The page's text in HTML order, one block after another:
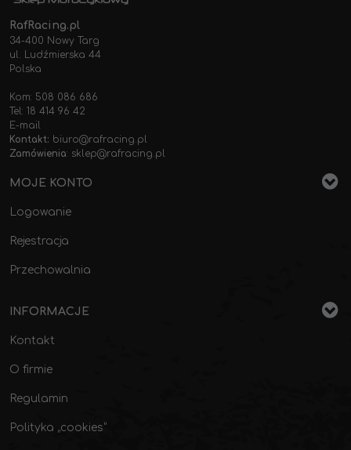
RafRacing.pl
34-400 Nowy Targ
ul. Ludźmierska 44
Polska
Kom: 508 086 686
Tel: 18 414 96 42
E-mail
Kontakt: biuro@rafracing.pl
Zamówienia: sklep@rafracing.pl
MOJE KONTO
Logowanie
Rejestracja
Przechowalnia
INFORMACJE
Kontakt
O firmie
Regulamin
Polityka „cookies”